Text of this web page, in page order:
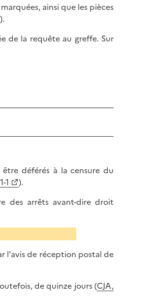
ainsi que les pièces
).
de la requête au greffe. Sur
déférés à la censure du
1
).
des arrêts avant-dire droit
l'avis de réception postal de
de quinze jours (CJA,